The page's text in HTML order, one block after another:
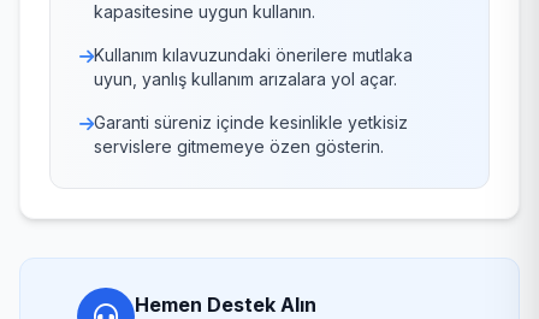
kapasitesine uygun kullanın.
Kullanım kılavuzundaki önerilere mutlaka
uyun, yanlış kullanım arızalara yol açar.
Garanti süreniz içinde kesinlikle yetkisiz
servislere gitmemeye özen gösterin.
Hemen Destek Alın